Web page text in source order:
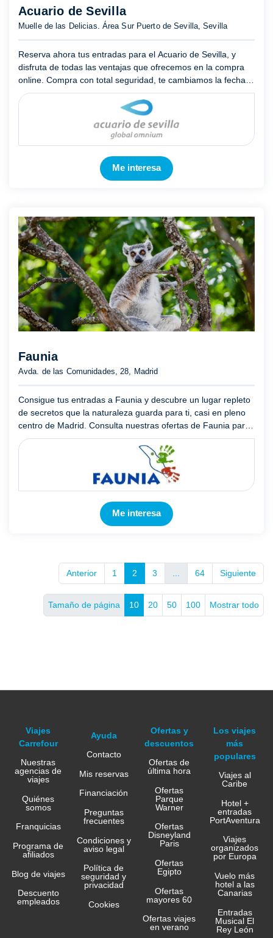
Acuario de Sevilla
Muelle de las Delicias. Área Sur Puerto de Sevilla, Sevilla
Reserva ahora tus entradas para el Acuario de Sevilla, y
disfruta de todas las ventajas que ofrecemos en la compra
online. Compra con total seguridad, te cambiamos la fecha si
no puedes ir el día planeado, accede a las ofertas par ...
Me interesa
Faunia
Avda. de las Comunidades, 28, Madrid
Consigue tus entradas a Faunia y descubre un lugar repleto
de secretos que la naturaleza guarda para ti, casi en pleno
centro de Madrid. Consulta nuestras ofertas de Faunia para
entradas infantiles, seniors y discapacitados, y no ...Mostrar
Me interesa
Tamaño de página 10 20 50 100 Mostrar todo
Anterior 1 2 3 64 Siguiente
Viajes
Carrefour
Nuestras
agencias de
viajes
Quiénes
somos
Franquicias
Programa de
afiliados
Blog de viajes
Descuento
empleados
Ayuda
Contacto
Mis reservas
Financiación
Preguntas
frecuentes
Condiciones y
aviso legal
Política de
seguridad y
privacidad
Cookies
Ofertas y
descuentos
Ofertas de
última hora
Ofertas
Parque
Warner
Ofertas
Disneyland
Paris
Ofertas
Egipto
Ofertas
mayores 60
Ofertas viajes
en verano
Los viajes
más
populares
Viajes al
Caribe
Hotel +
entradas
PortAventura
Viajes
organizados
por Europa
Vuelo más
hotel a las
Canarias
Entradas
Musical El
Rey León